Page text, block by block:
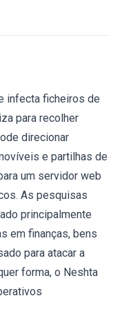
infecta ficheiros de
para recolher
direcionar
e partilhas de
um servidor web
As pesquisas
principalmente
em finanças, bens
para atacar a
forma, o Neshta